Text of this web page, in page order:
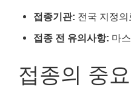
접종기관: 전국 지정
접종 전 유의사항: 마
접종의 중